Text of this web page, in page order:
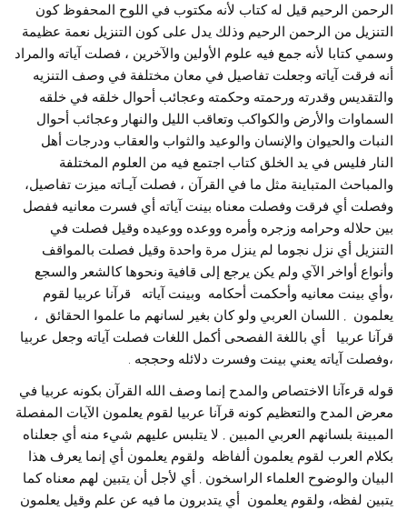
الرحمن الرحيم قيل له كتاب لأنه مكتوب في اللوح المحفوظ كون
التنزيل من الرحمن الرحيم وذلك يدل على كون التنزيل نعمة عظيمة
وسمي كتابا لأنه جمع فيه علوم الأولين والآخرين ، فصلت آياته والمراد
أنه فرقت آياته وجعلت تفاصيل في معان مختلفة في وصف التنزيه
والتقديس وقدرته ورحمته وحكمته وعجائب أحوال خلقه في خلقه
السماوات والأرض والكواكب وتعاقب الليل والنهار وعجائب أحوال
النبات والحيوان والإنسان والوعيد والثواب والعقاب ودرجات أهل
النار فليس في يد الخلق كتاب اجتمع فيه من العلوم المختلفة
والمباحث المتباينة مثل ما في القرآن ، فصلت آيـاته ميزت تفاصيل،
وفصلت أي فرقت وفصلت معناه بينت آياته أي فسرت معانيه ففصل
بين حلاله وحرامه وزجره وأمره ووعده ووعيده وقيل فصلت في
التنزيل أي نزل نجوما لم ينزل مرة واحدة وقيل فصلت بالمواقف
وأنواع أواخر الآي ولم يكن يرجع إلى قافية ونحوها كالشعر والسجع
،وأي بينت معانيه وأحكمت أحكامه وبينت آياته قرآنا عربيا لقوم
يعلمون , اللسان العربي ولو كان بغير لسانهم ما علموا الحقائق ،
قرآنا عربيا أي باللغة الفصحى أكمل اللغات فصلت آياته وجعل عربيا
،وفصلت آياته يعني بينت وفسرت دلائله وحججه .
قوله قرءآنا الاختصاص والمدح إنما وصف الله القرآن بكونه عربيا في
معرض المدح والتعظيم كونه قرآنا عربيا لقوم يعلمون الآيات المفصلة
المبينة بلسانهم العربي المبين , لا يتلبس عليهم شيء منه أي جعلناه
بكلام العرب لقوم يعلمون ألفاظه ولقوم يعلمون أي إنما يعرف هذا
البيان والوضوح العلماء الراسخون , أي لأجل أن يتبين لهم معناه كما
يتبين لفظه، ولقوم يعلمون أي يتدبرون ما فيه عن علم وقيل يعلمون